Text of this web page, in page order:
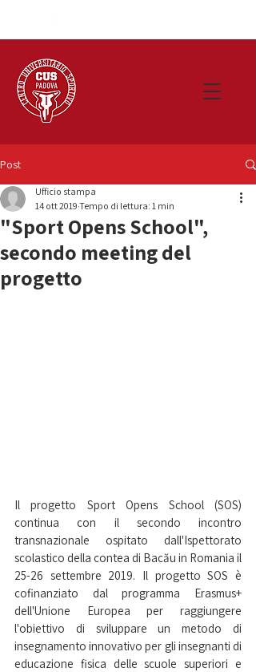
Post
"Sport Opens School",
secondo meeting del
progetto
Ufficio stampa
14 ott 2019 Tempo di lettura: 1 min
Il progetto Sport Opens School (SOS)
continua con il secondo incontro
transnazionale ospitato dall'Ispettorato
scolastico della contea di Bacău in Romania il
25-26 settembre 2019. Il progetto SOS è
cofinanziato dal programma Erasmus+
dell'Unione Europea per raggiungere
l'obiettivo di sviluppare un metodo di
insegnamento innovativo per gli insegnanti di
educazione fisica delle scuole superiori e